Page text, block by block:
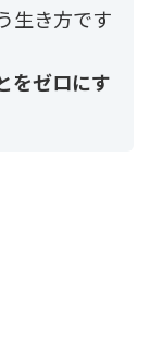
生き方です
をゼロにす